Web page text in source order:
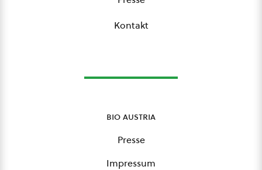
Kontakt
bio austria
Presse
Impressum